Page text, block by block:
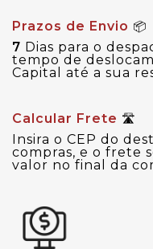
Prazos de Envio 📦
7 Dias para o
tempo de
Capital até a sua
Calcular Frete 🛣
Insira o CEP do
compras, e o frete
valor no final da